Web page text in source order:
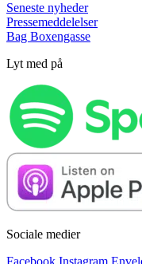
Seneste nyheder
Pressemeddelelser
Bag Boxengasse
Lyt med på
Sociale medier